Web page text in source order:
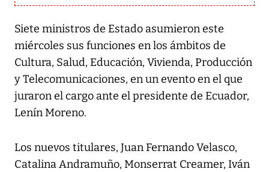
Siete ministros de Estado asumieron este
miércoles sus funciones en los ámbitos de
Cultura, Salud, Educación, Vivienda, Producción
y Telecomunicaciones, en un evento en el que
juraron el cargo ante el presidente de Ecuador,
Lenín Moreno.
Los nuevos titulares, Juan Fernando Velasco,
Catalina Andramuño, Monserrat Creamer, Iván